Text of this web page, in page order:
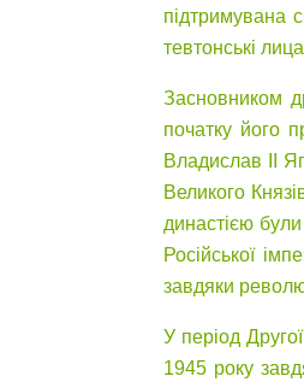
підтримувана
тевтонські
Засновником
початку його
Владислав II
Великого
династією
Російської
завдяки
У період
1945 року